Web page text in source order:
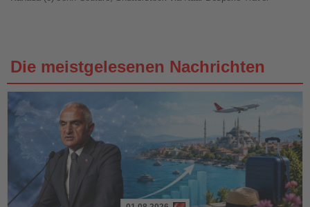
Die meistgelesenen Nachrichten